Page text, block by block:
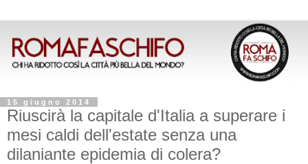
15 giugno 2014
Riuscirà la capitale d'Italia a superare i
mesi caldi dell'estate senza una
dilaniante epidemia di colera?